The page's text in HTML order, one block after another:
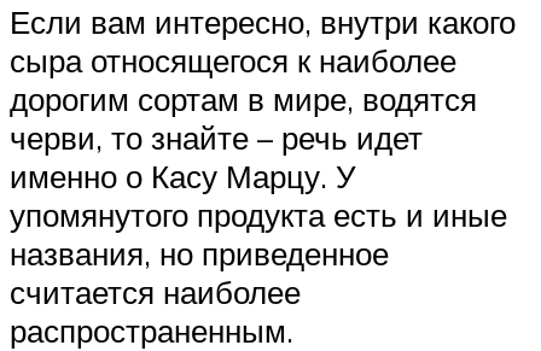
Если вам интересно, внутри какого
сыра относящегося к наиболее
дорогим сортам в мире, водятся
черви, то знайте – речь идет
именно о Касу Марцу. У
упомянутого продукта есть и иные
названия, но приведенное
считается наиболее
распространенным.